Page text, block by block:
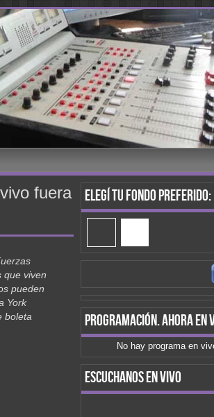
fuera
que viven
pueden
York
boleta
Elegí tu fondo preferido:
programación. ahora en
No hay programa en
escuchanos en vivo